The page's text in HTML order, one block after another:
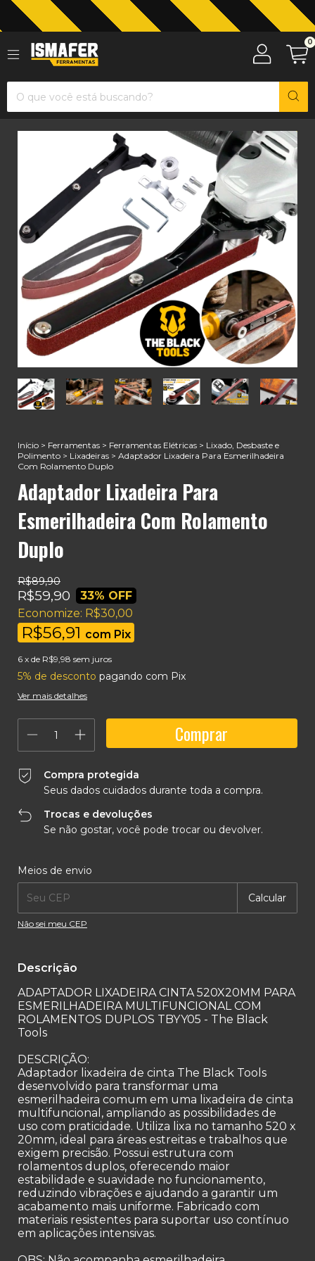
Jardinagem com The Black Tools
0
Início > Ferramentas > Ferramentas Elétricas > Lixado, Desbaste e
Polimento > Lixadeiras > Adaptador Lixadeira Para Esmerilhadeira
Com Rolamento Duplo
Adaptador Lixadeira Para
Esmerilhadeira Com Rolamento
Duplo
R$89,90
R$59,90 33% OFF
Economize: R$30,00
R$56,91 com Pix
6 x de R$9,98 sem juros
5% de desconto pagando com Pix
Ver mais detalhes
Compra protegida
Seus dados cuidados durante toda a compra.
Trocas e devoluções
Se não gostar, você pode trocar ou devolver.
Entregas para o CEP:
Meios de envio
Calcular
Não sei meu CEP
Descrição
ADAPTADOR LIXADEIRA CINTA 520X20MM PARA
ESMERILHADEIRA MULTIFUNCIONAL COM
ROLAMENTOS DUPLOS TBYY05 - The Black
Tools
DESCRIÇÃO:
Adaptador lixadeira de cinta The Black Tools
desenvolvido para transformar uma
esmerilhadeira comum em uma lixadeira de cinta
multifuncional, ampliando as possibilidades de
uso com praticidade. Utiliza lixa no tamanho 520 x
20mm, ideal para áreas estreitas e trabalhos que
exigem precisão. Possui estrutura com
rolamentos duplos, oferecendo maior
estabilidade e suavidade no funcionamento,
reduzindo vibrações e ajudando a garantir um
acabamento mais uniforme. Fabricado com
materiais resistentes para suportar uso contínuo
em aplicações intensivas.